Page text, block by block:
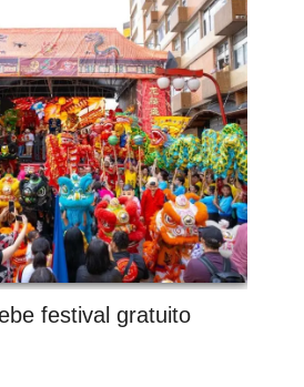
festival gratuito